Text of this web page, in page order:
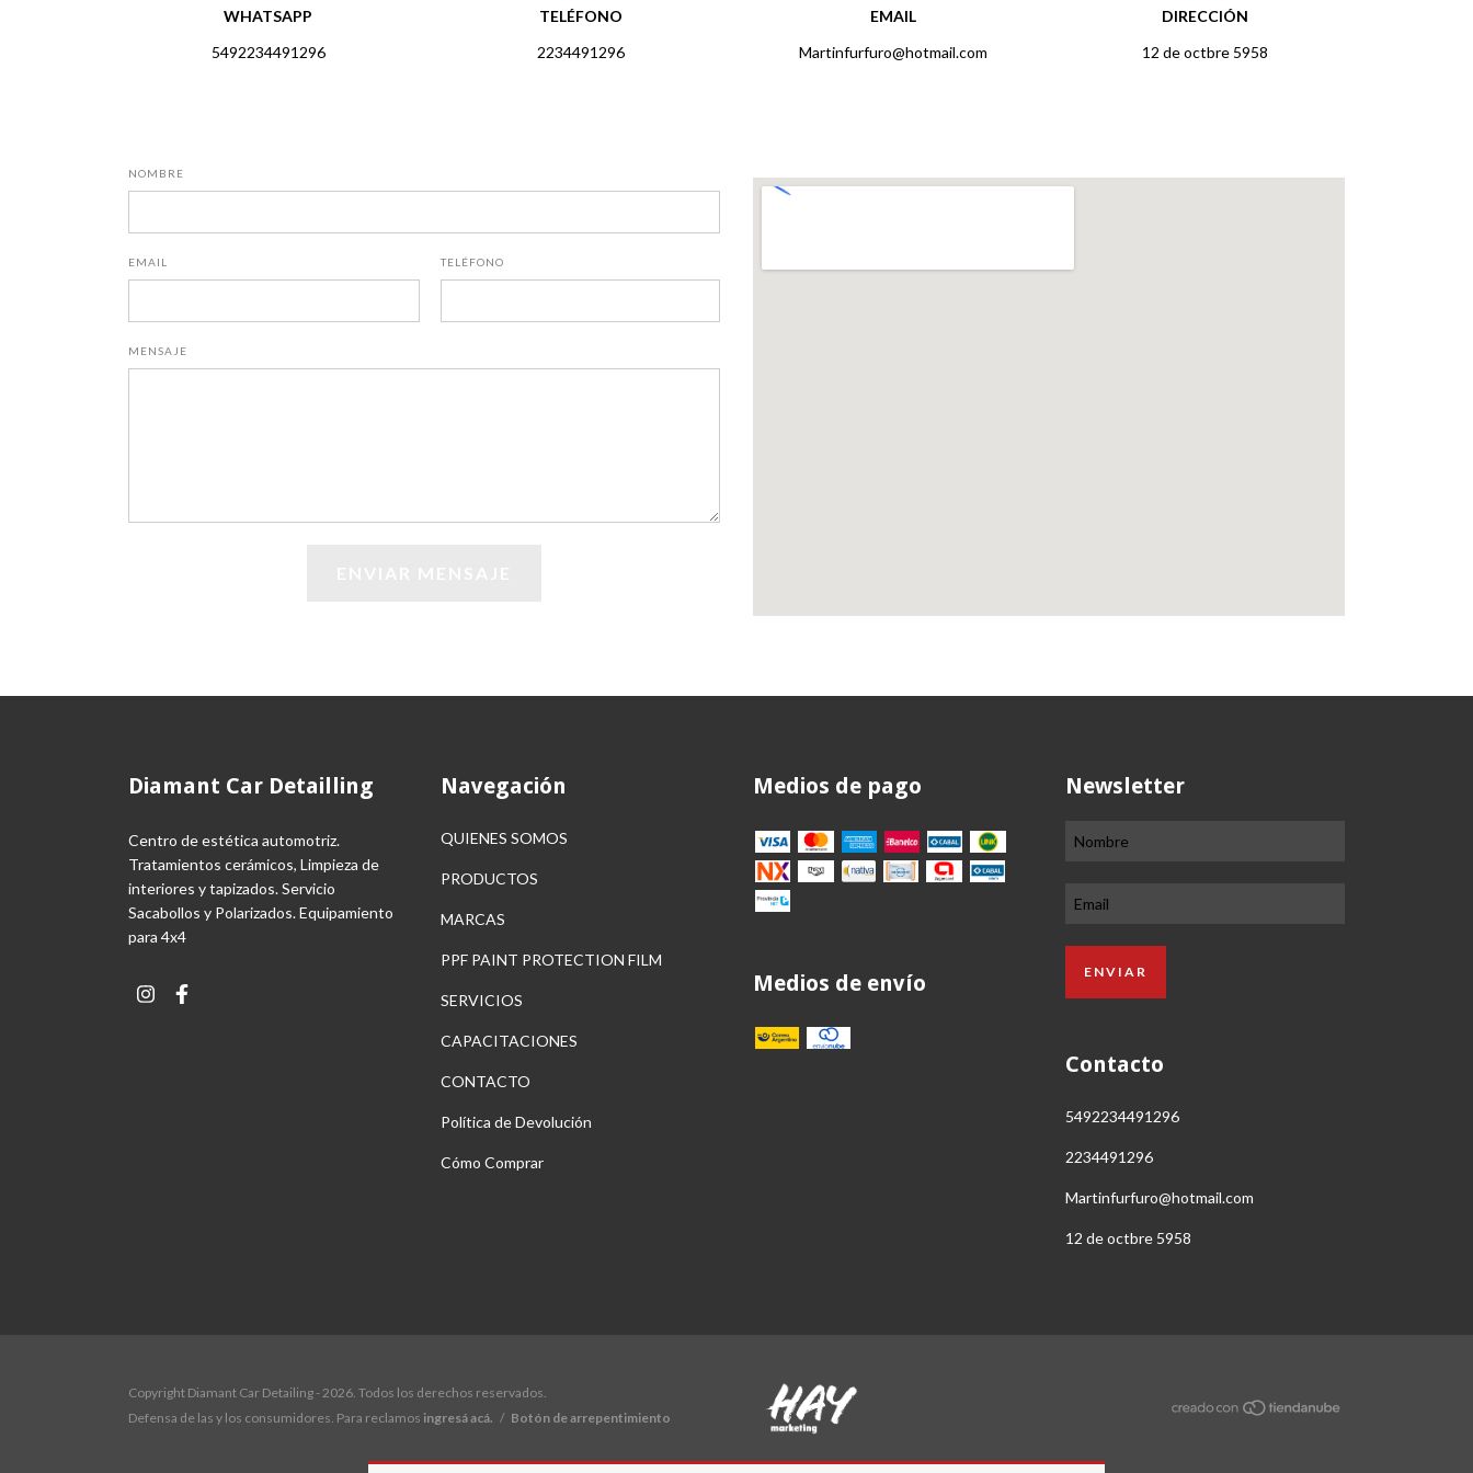
WHATSAPP
5492234491296
TELÉFONO
2234491296
EMAIL
Martinfurfuro@hotmail.com
DIRECCIÓN
12 de octbre 5958
NOMBRE
EMAIL TELÉFONO
MENSAJE
Diamant Car Detailling
Centro de estética automotriz.
Tratamientos cerámicos, Limpieza de
interiores y tapizados. Servicio
Sacabollos y Polarizados. Equipamiento
para 4x4
Navegación
QUIENES SOMOS
PRODUCTOS
MARCAS
PPF PAINT PROTECTION FILM
SERVICIOS
CAPACITACIONES
CONTACTO
Política de Devolución
Cómo Comprar
Medios de pago
Medios de envío
Newsletter
Contacto
5492234491296
2234491296
Martinfurfuro@hotmail.com
12 de octbre 5958
Copyright Diamant Car Detailing - 2026. Todos los derechos reservados.
Defensa de las y los consumidores. Para reclamos ingresá acá. / Botón de arrepentimiento